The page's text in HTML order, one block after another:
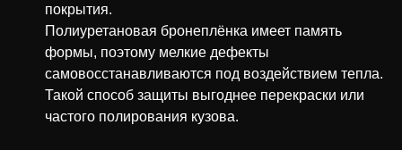
покрытия.
Полиуретановая бронеплёнка имеет память
формы, поэтому мелкие дефекты
самовосстанавливаются под воздействием тепла.
Такой способ защиты выгоднее перекраски или
частого полирования кузова.